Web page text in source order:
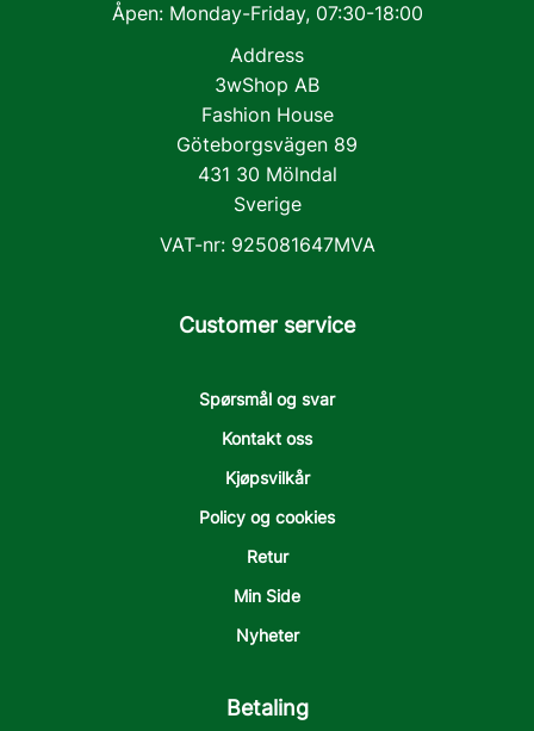
Åpen: Monday-Friday, 07:30-18:00
Address
3wShop AB
Fashion House
Göteborgsvägen 89
431 30 Mölndal
Sverige
VAT-nr: 925081647MVA
Customer service
Spørsmål og svar
Kontakt oss
Kjøpsvilkår
Policy og cookies
Retur
Min Side
Nyheter
Betaling